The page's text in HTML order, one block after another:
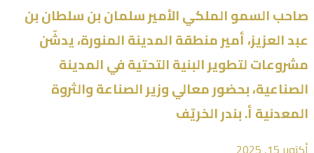
صاحب السمو الملكي الأمير سلمان بن سلطان بن
عبد العزيز، أمير منطقة المدينة المنورة، يدشّن
مشروعات لتطوير البنية التحتية في المدينة
الصناعية، بحضور معالي وزير الصناعة والثروة
المعدنية أ. بندر الخريّف